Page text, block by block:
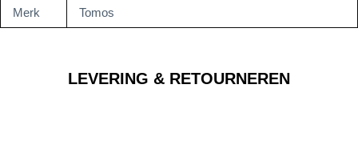
LEVERING & RETOURNEREN
Merk Tomos